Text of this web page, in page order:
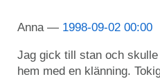
Anna 1998-09-02 00:00
Jag gick till stan och
hem med en klänning.